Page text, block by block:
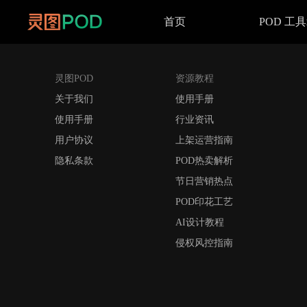
首页 POD 工
灵图POD
关于我们
使用手册
用户协议
隐私条款
资源教程
使用手册
行业资讯
上架运营指南
POD热卖解析
节日营销热点
POD印花工艺
AI设计教程
侵权风控指南